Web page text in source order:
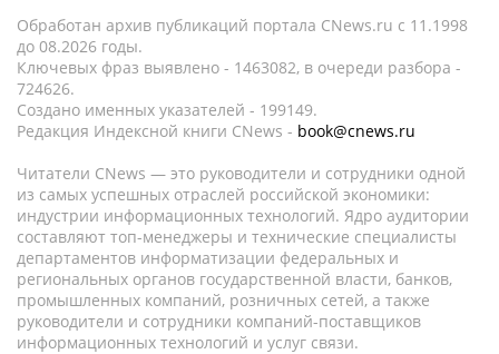
Обработан архив публикаций портала CNews.ru c 11.1998
до 08.2026 годы.
Ключевых фраз выявлено - 1463082, в очереди разбора -
724626.
Создано именных указателей - 199149.
Редакция Индексной книги CNews - book@cnews.ru
Читатели CNews — это руководители и сотрудники одной
из самых успешных отраслей российской экономики:
индустрии информационных технологий. Ядро аудитории
составляют топ-менеджеры и технические специалисты
департаментов информатизации федеральных и
региональных органов государственной власти, банков,
промышленных компаний, розничных сетей, а также
руководители и сотрудники компаний-поставщиков
информационных технологий и услуг связи.